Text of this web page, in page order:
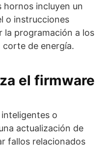
hornos incluyen un
o instrucciones
la programación a los
de energía.
el firmware
o
actualización de
fallos relacionados